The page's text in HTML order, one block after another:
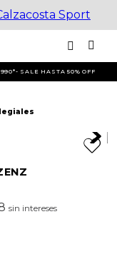
SALE HASTA 50% OFF
sin intereses